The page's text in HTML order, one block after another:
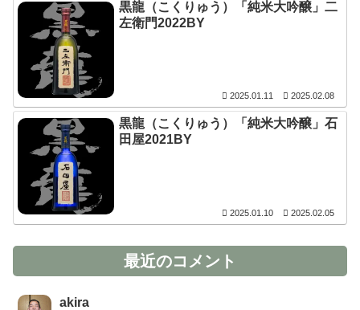
黒龍（こくりゅう）「純米大吟醸」二
左衛門2022BY
2025.01.11 2025.02.08
黒龍（こくりゅう）「純米大吟醸」石
田屋2021BY
2025.01.10 2025.02.05
最近のコメント
akira